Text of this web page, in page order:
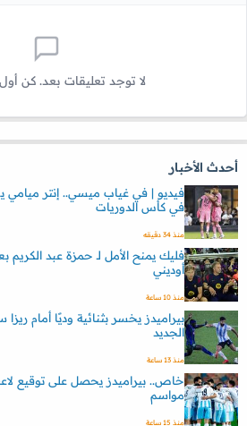
لا توجد تعليقات بعد. كن
أحدث الأخبار
فيديو | في غياب ميسي.. إنتر ميامي
في كأس الدوريات
منذ 34 دقيقه
فليك يمنح الأمل لـ حمزة عبد
أوديني
منذ 10 ساعة
بيراميدز يخسر بثنائية وديًا أمام
الجديد
منذ 13 ساعة
مواسم
منذ 15 ساعة